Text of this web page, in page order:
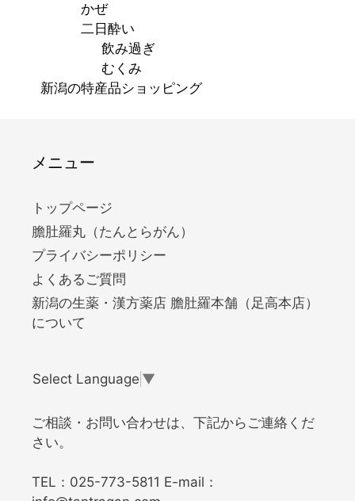
かぜ
二日酔い
飲み過ぎ
むくみ
新潟の特産品ショッピング
メニュー
トップページ
膽肚羅丸（たんとらがん）
プライバシーポリシー
よくあるご質問
新潟の生薬・漢方薬店 膽肚羅本舗（足高本店）
について
Select Language ▼
ご相談・お問い合わせは、下記からご連絡くだ
さい。
TEL： 025-773-5811 E-mail：